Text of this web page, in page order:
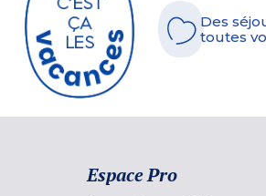
Des
toutes
Espace Pro